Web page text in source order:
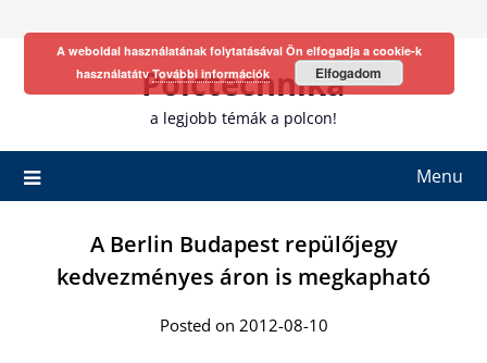
Polctechnika
a legjobb témák a polcon!
Menu
A Berlin Budapest repülőjegy
kedvezményes áron is megkapható
Posted on 2012-08-10
A weboldal használatának folytatásával Ön elfogadja a cookie-k
használatátvTovábbi információk Elfogadom